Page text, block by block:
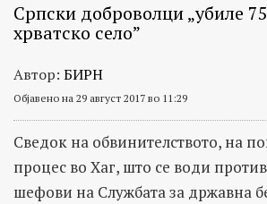
Српски доброволци „убиле
хрватско село”
Автор: БИРН
Објавено на 29 август 2017 во 11:29
Сведок на обвинителството, на
процес во Хаг, што се води
шефови на Службата за државна